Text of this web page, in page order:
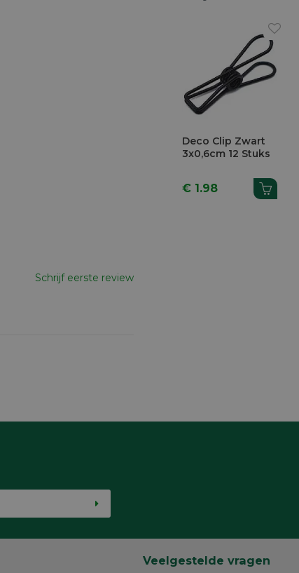
Deco Clip Zwart
3x0,6cm 12 Stuks
€ 1.98
Schrijf eerste review
Veelgestelde vragen